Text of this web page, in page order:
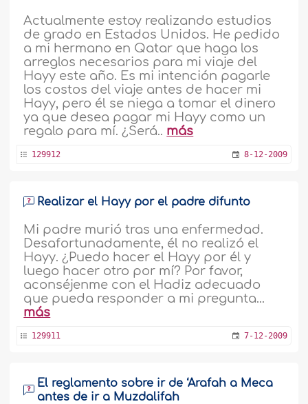
Actualmente estoy realizando estudios
de grado en Estados Unidos. He pedido
a mi hermano en Qatar que haga los
arreglos necesarios para mi viaje del
Hayy este año. Es mi intención pagarle
los costos del viaje antes de hacer mi
Hayy, pero él se niega a tomar el dinero
ya que desea pagar mi Hayy como un
regalo para mí. ¿Será.. más
129912 8-12-2009
Realizar el Hayy por el padre difunto
Mi padre murió tras una enfermedad.
Desafortunadamente, él no realizó el
Hayy. ¿Puedo hacer el Hayy por él y
luego hacer otro por mí? Por favor,
aconséjenme con el Hadiz adecuado
que pueda responder a mi pregunta...
más
129911 7-12-2009
El reglamento sobre ir de ‘Arafah a Meca
antes de ir a Muzdalifah